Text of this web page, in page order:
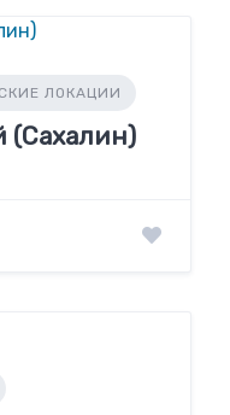
ЛОКАЦИИ
(Сахалин)